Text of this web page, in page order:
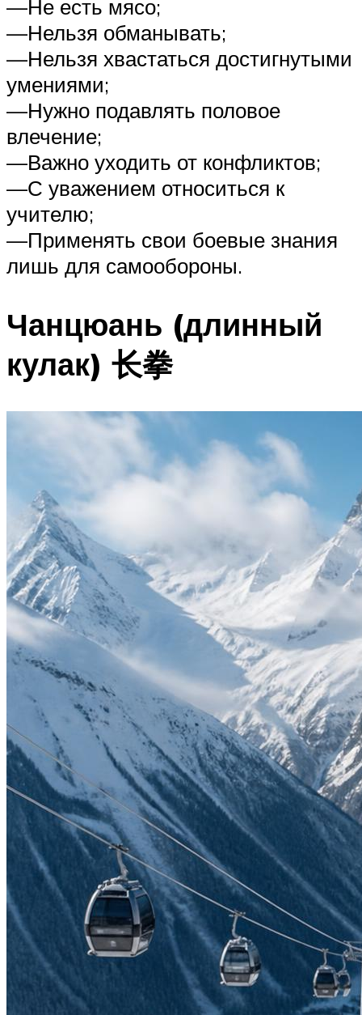
—Не есть мясо;
—Нельзя обманывать;
—Нельзя хвастаться достигнутыми
умениями;
—Нужно подавлять половое
влечение;
—Важно уходить от конфликтов;
—С уважением относиться к
учителю;
—Применять свои боевые знания
лишь для самообороны.
Чанцюань (длинный
кулак) 长拳